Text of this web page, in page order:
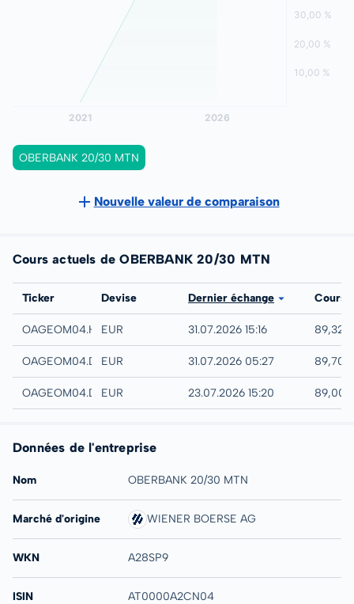
OBERBANK 20/30 MTN
Nouvelle valeur de comparaison
Cours actuels de OBERBANK 20/30 MTN
Bourse
Ticker Devise Dernier échange Cours
Hamburg
OAGEOM04.HAMB
EUR 31.07.2026 15:16 89,32
Quotrix
OAGEOM04.DUSD
EUR 31.07.2026 05:27 89,70
Düsseldorf
OAGEOM04.DUSB
EUR 23.07.2026 15:20 89,00
Données de l'entreprise
Nom OBERBANK 20/30 MTN
Marché d'origine WIENER BOERSE AG
WKN A28SP9
ISIN AT0000A2CN04